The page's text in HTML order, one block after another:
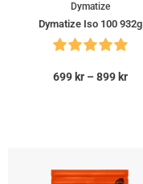
Dymatize
Dymatize Iso 100 932g
699 kr – 899 kr